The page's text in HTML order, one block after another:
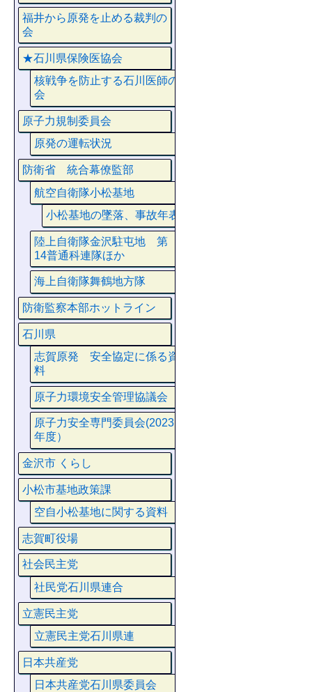
福井から原発を止める裁判の
会
★石川県保険医協会
核戦争を防止する石川医師の
会
原子力規制委員会
原発の運転状況
防衛省 統合幕僚監部
航空自衛隊小松基地
小松基地の墜落、事故年表
陸上自衛隊金沢駐屯地 第
14普通科連隊ほか
海上自衛隊舞鶴地方隊
防衛監察本部ホットライン
石川県
志賀原発 安全協定に係る資
料
原子力環境安全管理協議会
原子力安全専門委員会(2023
年度）
金沢市 くらし
小松市基地政策課
空自小松基地に関する資料
志賀町役場
社会民主党
社民党石川県連合
立憲民主党
立憲民主党石川県連
日本共産党
日本共産党石川県委員会